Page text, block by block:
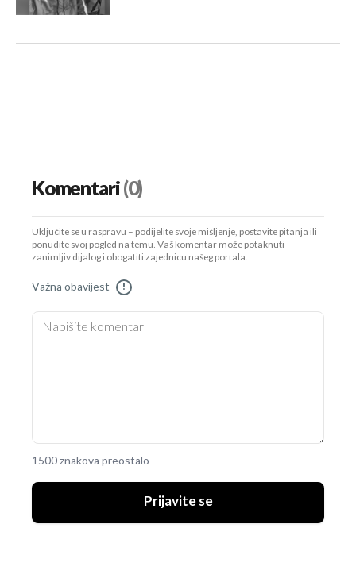
Komentari(0)
Uključite se u raspravu – podijelite svoje mišljenje, postavite pitanja ili
ponudite svoj pogled na temu. Vaš komentar može potaknuti
zanimljiv dijalog i obogatiti zajednicu našeg portala.
Važna obavijest !
1500 znakova preostalo
Prijavite se